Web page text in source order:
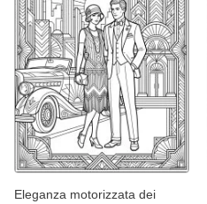
Eleganza motorizzata dei